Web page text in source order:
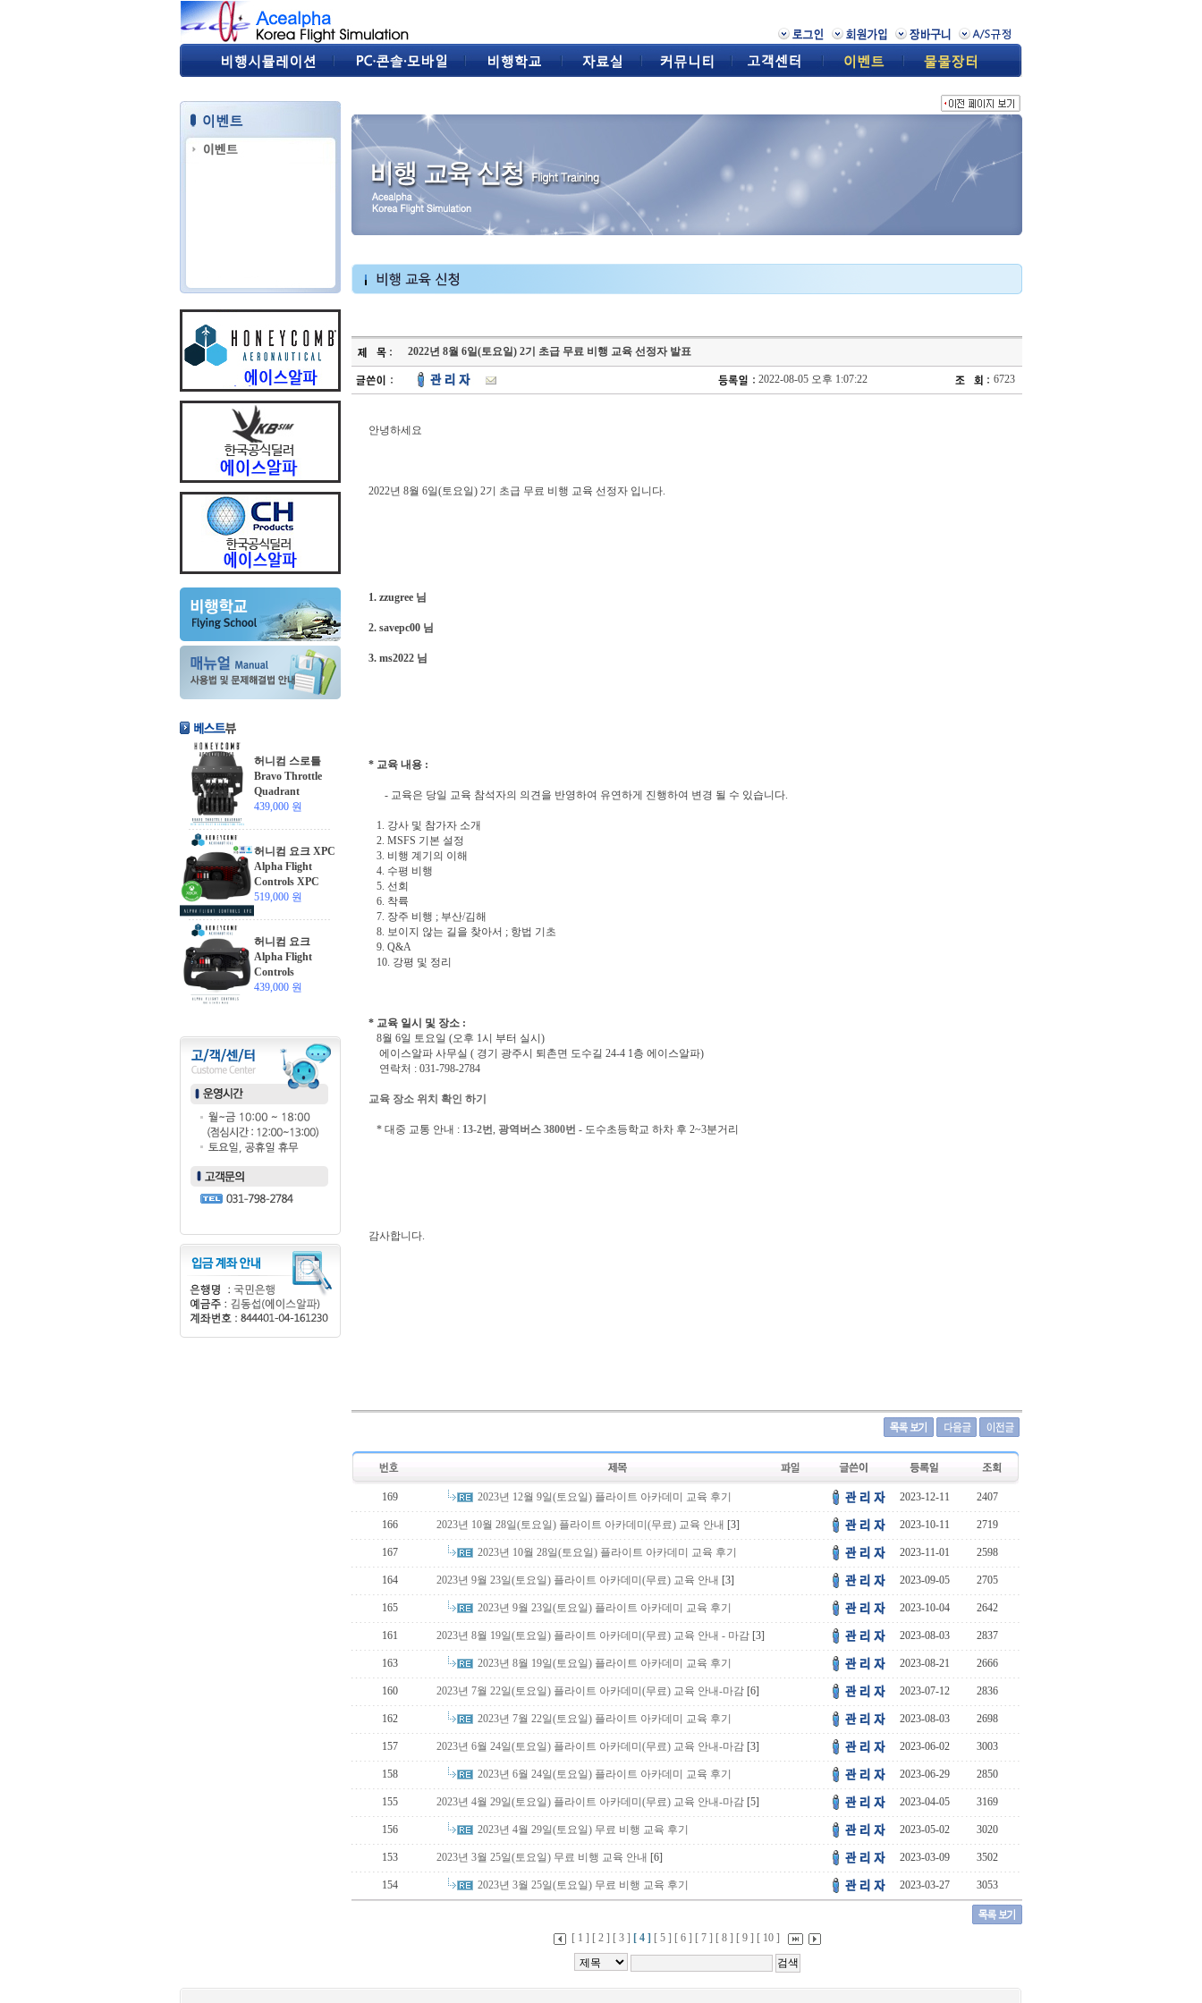
허니컴 스로틀
Bravo Throttle
Quadrant
439,000 원
허니컴 요크 XPC
Alpha Flight
Controls XPC
519,000 원
허니컴 요크
Alpha Flight
Controls
439,000 원
2022년 8월 6일(토요일) 2기 초급 무료 비행 교육 선정자 발표
2022-08-05 오후 1:07:22 6723
안녕하세요
2022년 8월 6일(토요일) 2기 초급 무료 비행 교육 선정자 입니다.
1. zzugree 님
2. savepc00 님
3. ms2022 님
* 교육 내용 :
- 교육은 당일 교육 참석자의 의견을 반영하여 유연하게 진행하여 변경 될 수 있습니다.
1. 강사 및 참가자 소개
2. MSFS 기본 설정
3. 비행 계기의 이해
4. 수평 비행
5. 선회
6. 착륙
7. 장주 비행 ; 부산/김해
8. 보이지 않는 길을 찾아서 ; 항법 기초
9. Q&A
10. 강평 및 정리
* 교육 일시 및 장소 :
8월 6일 토요일 (오후 1시 부터 실시)
에이스알파 사무실 ( 경기 광주시 퇴촌면 도수길 24-4 1층 에이스알파)
연락처 : 031-798-2784
교육 장소 위치 확인 하기
* 대중 교통 안내 : 13-2번, 광역버스 3800번 - 도수초등학교 하차 후 2~3분거리
감사합니다.
169 2023년 12월 9일(토요일) 플라이트 아카데미 교육 후기 2023-12-11 2407
166 2023년 10월 28일(토요일) 플라이트 아카데미(무료) 교육 안내 [3] 2023-10-11 2719
167 2023년 10월 28일(토요일) 플라이트 아카데미 교육 후기 2023-11-01 2598
164 2023년 9월 23일(토요일) 플라이트 아카데미(무료) 교육 안내 [3] 2023-09-05 2705
165 2023년 9월 23일(토요일) 플라이트 아카데미 교육 후기 2023-10-04 2642
161 2023년 8월 19일(토요일) 플라이트 아카데미(무료) 교육 안내 - 마감 [3] 2023-08-03 2837
163 2023년 8월 19일(토요일) 플라이트 아카데미 교육 후기 2023-08-21 2666
160 2023년 7월 22일(토요일) 플라이트 아카데미(무료) 교육 안내-마감 [6] 2023-07-12 2836
162 2023년 7월 22일(토요일) 플라이트 아카데미 교육 후기 2023-08-03 2698
157 2023년 6월 24일(토요일) 플라이트 아카데미(무료) 교육 안내-마감 [3] 2023-06-02 3003
158 2023년 6월 24일(토요일) 플라이트 아카데미 교육 후기 2023-06-29 2850
155 2023년 4월 29일(토요일) 플라이트 아카데미(무료) 교육 안내-마감 [5] 2023-04-05 3169
156 2023년 4월 29일(토요일) 무료 비행 교육 후기 2023-05-02 3020
153 2023년 3월 25일(토요일) 무료 비행 교육 안내 [6] 2023-03-09 3502
154 2023년 3월 25일(토요일) 무료 비행 교육 후기 2023-03-27 3053
[ 1 ] [ 2 ] [ 3 ] [ 4 ] [ 5 ] [ 6 ] [ 7 ] [ 8 ] [ 9 ] [ 10 ]